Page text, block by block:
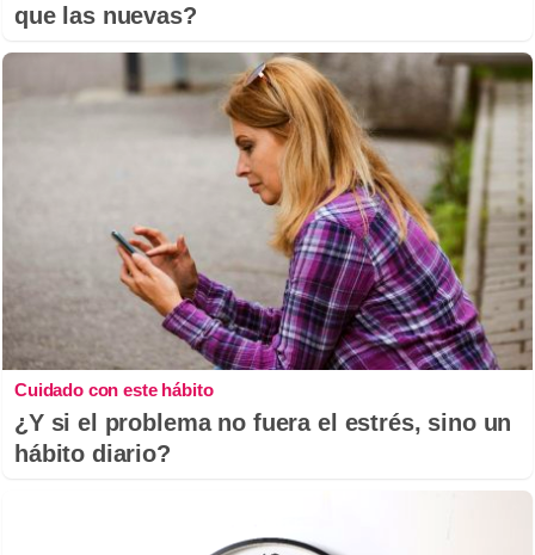
que las nuevas?
Cuidado con este hábito
¿Y si el problema no fuera el estrés, sino un
hábito diario?